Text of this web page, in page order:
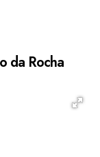
da Rocha